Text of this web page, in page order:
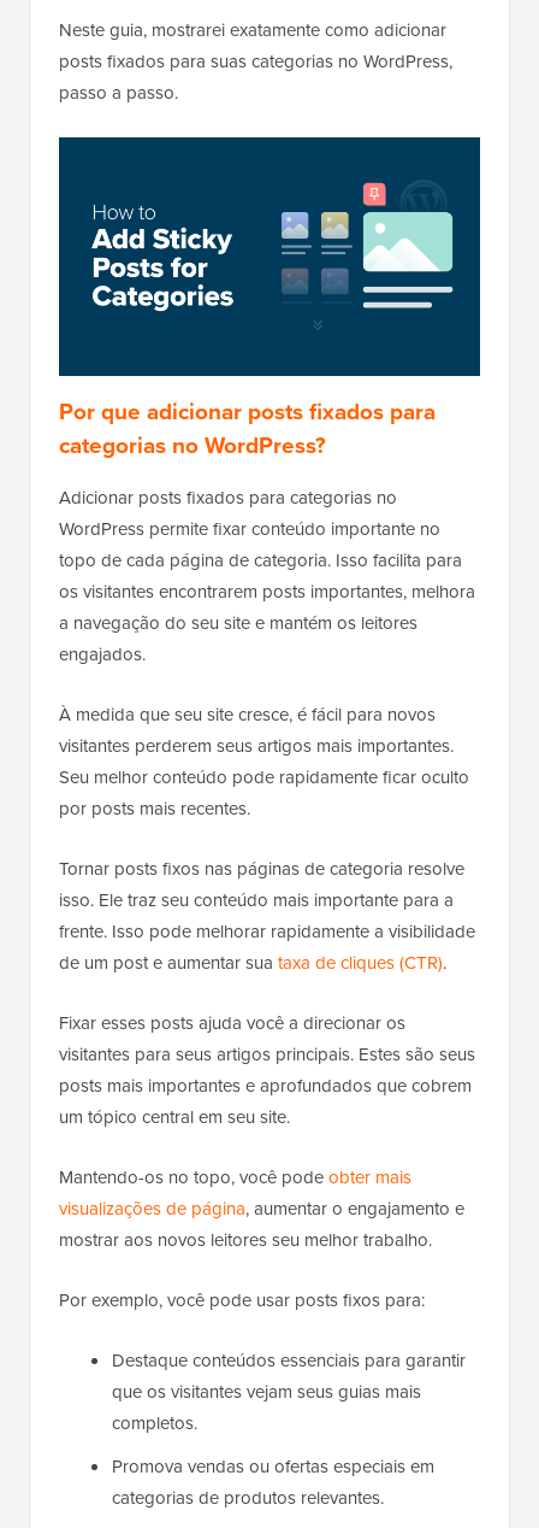
Neste guia, mostrarei exatamente como adicionar
posts fixados para suas categorias no WordPress,
passo a passo.
Por que adicionar posts fixados para
categorias no WordPress?
Adicionar posts fixados para categorias no
WordPress permite fixar conteúdo importante no
topo de cada página de categoria. Isso facilita para
os visitantes encontrarem posts importantes, melhora
a navegação do seu site e mantém os leitores
engajados.
À medida que seu site cresce, é fácil para novos
visitantes perderem seus artigos mais importantes.
Seu melhor conteúdo pode rapidamente ficar oculto
por posts mais recentes.
Tornar posts fixos nas páginas de categoria resolve
isso. Ele traz seu conteúdo mais importante para a
frente. Isso pode melhorar rapidamente a visibilidade
de um post e aumentar sua taxa de cliques (CTR).
Fixar esses posts ajuda você a direcionar os
visitantes para seus artigos principais. Estes são seus
posts mais importantes e aprofundados que cobrem
um tópico central em seu site.
Mantendo-os no topo, você podeobter mais
visualizações de página, aumentar o engajamento e
mostrar aos novos leitores seu melhor trabalho.
Por exemplo, você pode usar posts fixos para:
Destaque conteúdos essenciais para garantir
que os visitantes vejam seus guias mais
completos.
Promova vendas ou ofertas especiais em
categorias de produtos relevantes.